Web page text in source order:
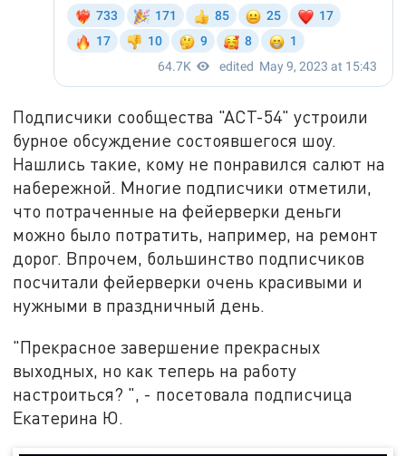
Подписчики сообщества "АСТ-54" устроили
бурное обсуждение состоявшегося шоу.
Нашлись такие, кому не понравился салют на
набережной. Многие подписчики отметили,
что потраченные на фейерверки деньги
можно было потратить, например, на ремонт
дорог. Впрочем, большинство подписчиков
посчитали фейерверки очень красивыми и
нужными в праздничный день.
"Прекрасное завершение прекрасных
выходных, но как теперь на работу
настроиться? ", - посетовала подписчица
Екатерина Ю.